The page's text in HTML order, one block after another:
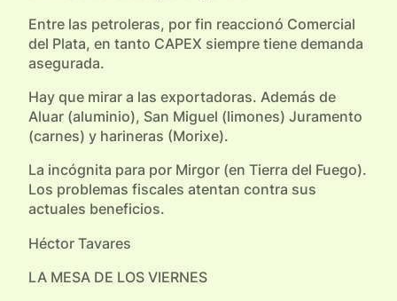
Entre las petroleras, por fin reaccionó Comercial
del Plata, en tanto CAPEX siempre tiene demanda
asegurada.
Hay que mirar a las exportadoras. Además de
Aluar (aluminio), San Miguel (limones) Juramento
(carnes) y harineras (Morixe).
La incógnita para por Mirgor (en Tierra del Fuego).
Los problemas fiscales atentan contra sus
actuales beneficios.
Héctor Tavares
LA MESA DE LOS VIERNES